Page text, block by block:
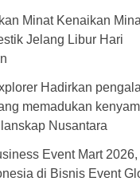
Minat Kenaikan
Jelang Libur Hari
Hadirkan
memadukan
Nusantara
Event Mart 2026,
di Bisnis Event